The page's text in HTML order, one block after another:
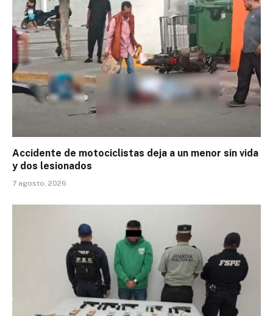
Accidente de motociclistas deja a un menor sin vida
y dos lesionados
7 agosto, 2026